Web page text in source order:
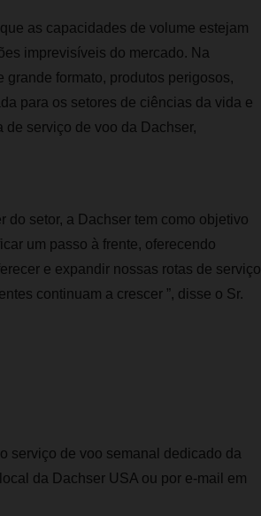
as capacidades de volume estejam
imprevisíveis do mercado. Na
formato, produtos perigosos,
para os setores de ciências da vida e
serviço de voo da Dachser,
setor, a Dachser tem como objetivo
um passo à frente, oferecendo
e expandir nossas rotas de serviço
continuam a crescer ”, disse o Sr.
serviço de voo semanal dedicado da
da Dachser USA ou por e-mail em